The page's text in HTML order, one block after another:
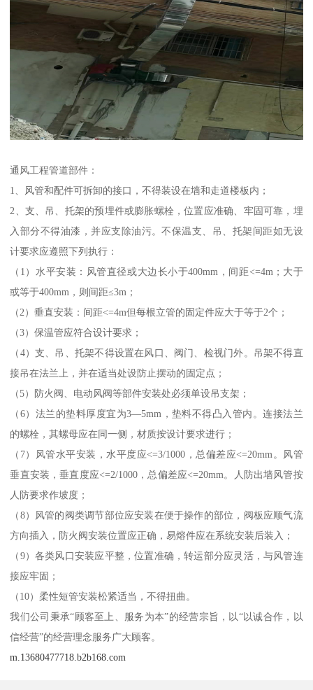
通风工程管道部件：
1、风管和配件可拆卸的接口，不得装设在墙和走道楼板内；
2、支、吊、托架的预埋件或膨胀螺栓，位置应准确、牢固可靠，埋
入部分不得油漆，并应支除油污。不保温支、吊、托架间距如无设
计要求应遵照下列执行：
（1）水平安装：风管直径或大边长小于400mm，间距<=4m；大于
或等于400mm，则间距≤3m；
（2）垂直安装：间距<=4m但每根立管的固定件应大于等于2个；
（3）保温管应符合设计要求；
（4）支、吊、托架不得设置在风口、阀门、检视门外。吊架不得直
接吊在法兰上，并在适当处设防止摆动的固定点；
（5）防火阀、电动风阀等部件安装处必须单设吊支架；
（6）法兰的垫料厚度宜为3—5mm，垫料不得凸入管内。连接法兰
的螺栓，其螺母应在同一侧，材质按设计要求进行；
（7）风管水平安装，水平度应<=3/1000，总偏差应<=20mm。风管
垂直安装，垂直度应<=2/1000，总偏差应<=20mm。人防出墙风管按
人防要求作坡度；
（8）风管的阀类调节部位应安装在便于操作的部位，阀板应顺气流
方向插入，防火阀安装位置应正确，易熔件应在系统安装后装入；
（9）各类风口安装应平整，位置准确，转运部分应灵活，与风管连
接应牢固；
（10）柔性短管安装松紧适当，不得扭曲。
我们公司秉承“顾客至上、服务为本”的经营宗旨，以“以诚合作，以
信经营”的经营理念服务广大顾客。
m.13680477718.b2b168.com